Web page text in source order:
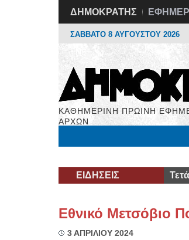
ΔΗΜΟΚΡΑΤΗΣ
ΣΑΒΒΑΤΟ 8 ΑΥΓΟΥΣΤΟΥ 2026
ΚΑΘΗΜΕΡΙΝΗ ΠΡΩΙΝΗ
ΑΡΧΩΝ
ΕΙΔΗΣΕΙΣ
Εθνικό Μετσόβιο
3 ΑΠΡΙΛΙΟΥ 2024